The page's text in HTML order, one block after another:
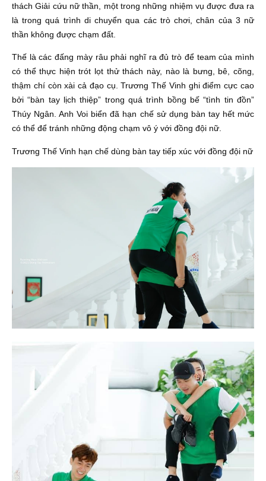
thách Giải cứu nữ thần, một trong những nhiệm vụ được đưa ra
là trong quá trình di chuyển qua các trò chơi, chân của 3 nữ
thần không được chạm đất.
Thế là các đấng mày râu phải nghĩ ra đủ trò để team của mình
có thể thực hiện trót lọt thử thách này, nào là bưng, bê, cõng,
thậm chí còn xài cả đạo cụ. Trương Thế Vinh ghi điểm cực cao
bởi “bàn tay lịch thiệp” trong quá trình bồng bế “tình tin đồn”
Thúy Ngân. Anh Voi biển đã hạn chế sử dụng bàn tay hết mức
có thể để tránh những động chạm vô ý với đồng đội nữ.
Trương Thế Vinh hạn chế dùng bàn tay tiếp xúc với đồng đội nữ